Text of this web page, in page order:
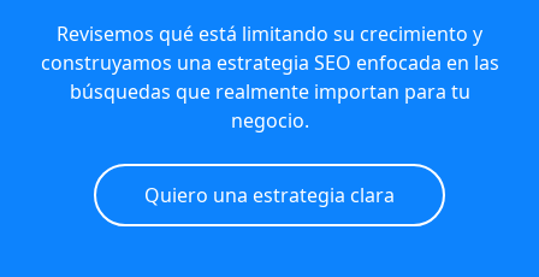
Revisemos qué está limitando su crecimiento y
construyamos una estrategia SEO enfocada en las
búsquedas que realmente importan para tu
negocio.
Quiero una estrategia clara